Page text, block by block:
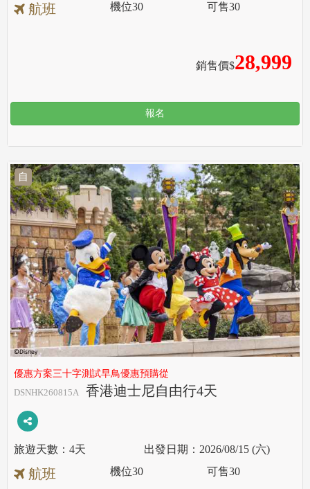
航班
銷售價$28,999
機位30 可售30
報名
自
優惠方案三十字測試早鳥優惠預購從
DSNHK260815A
香港迪士尼自由行4天
4天 2026/08/15 (六)
航班 機位30 可售30